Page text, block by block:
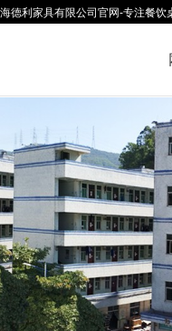
德利家具有限公司官网-专注餐饮